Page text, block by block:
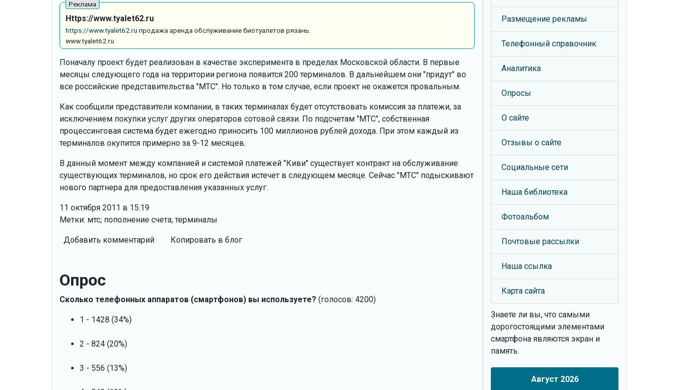
Https://www.tyalet62.ru
https://www.tyalet62.ru продажа аренда обслуживание биотуалетов рязань.
www.tyalet62.ru
Поначалу проект будет реализован в качестве эксперимента в пределах Московской области. В первые
месяцы следующего года на территории региона появится 200 терминалов. В дальнейшем они "придут" во
все российские представительства "МТС". Но только в том случае, если проект не окажется провальным.
Как сообщили представители компании, в таких терминалах будет отсутствовать комиссия за платежи, за
исключением покупки услуг других операторов сотовой связи. По подсчетам "МТС", собственная
процессинговая система будет ежегодно приносить 100 миллионов рублей дохода. При этом каждый из
терминалов окупится примерно за 9-12 месяцев.
В данный момент между компанией и системой платежей "Киви" существует контракт на обслуживание
существующих терминалов, но срок его действия истечет в следующем месяце. Сейчас "МТС" подыскивают
нового партнера для предоставления указанных услуг.
11 октября 2011 в 15:19
Метки: мтс; пополнение счета; терминалы
Добавить комментарий Копировать в блог
Опрос
Сколько телефонных аппаратов (смартфонов) вы используете? (голосов: 4200)
1 - 1428 (34%)
2 - 824 (20%)
3 - 556 (13%)
Размещение рекламы
Телефонный справочник
Аналитика
Опросы
О сайте
Отзывы о сайте
Социальные сети
Наша библиотека
Фотоальбом
Почтовые рассылки
Наша ссылка
Карта сайта
Знаете ли вы, что самыми
дорогостоящими элементами
смартфона являются экран и
память.
Август 2026